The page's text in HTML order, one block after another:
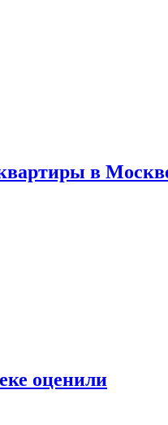
в
оценили